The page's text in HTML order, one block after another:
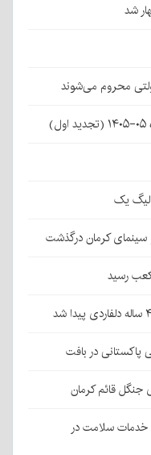
شد
محروم می‌شوند
لیگ یک
سینمای کرمان درگذشت
قائم کرمان
خدمات سلامت در